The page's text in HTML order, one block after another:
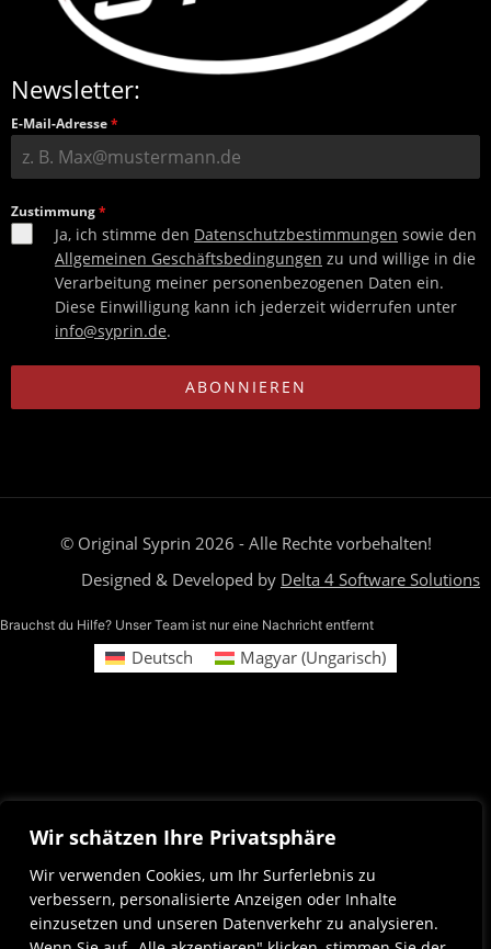
Wir schätzen Ihre Privatsphäre
Wir verwenden Cookies, um Ihr Surferlebnis zu
verbessern, personalisierte Anzeigen oder Inhalte
einzusetzen und unseren Datenverkehr zu analysieren.
Newsletter:
E-Mail-Adresse*
Zustimmung*
Ja, ich stimme den Datenschutzbestimmungen sowie den
Allgemeinen Geschäftsbedingungen zu und willige in die
Verarbeitung meiner personenbezogenen Daten ein.
Diese Einwilligung kann ich jederzeit widerrufen unter
info@syprin.de.
ABONNIEREN
© Original Syprin 2026 - Alle Rechte vorbehalten!
Designed & Developed by Delta 4 Software Solutions
Brauchst du Hilfe? Unser Team ist nur eine Nachricht entfernt
Deutsch Magyar (Ungarisch)